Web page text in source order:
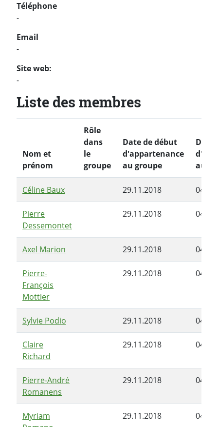
Téléphone
-
Email
-
Site web:
-
Liste des membres
Nom et
prénom
Rôle
dans
le
groupe
Date de début
d'appartenance
au groupe
Date
au
Céline Baux 29.11.2018
Pierre
Dessemontet
29.11.2018
Axel Marion 29.11.2018
Pierre-
François
Mottier
29.11.2018
Sylvie Podio 29.11.2018
Claire
Richard
29.11.2018
Pierre-André
Romanens
29.11.2018
Myriam
29.11.2018